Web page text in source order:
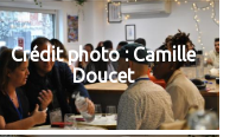
Crédit photo : Camille
Doucet